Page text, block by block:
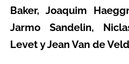
Baker, Joaquim
Jarmo Sandelin,
Levet y Jean Van de